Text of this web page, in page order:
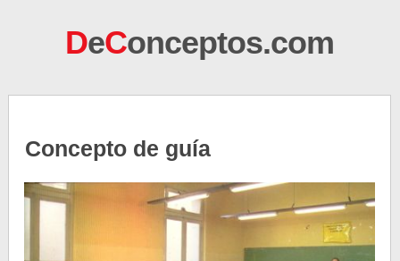
DeConceptos.com
Concepto de guía